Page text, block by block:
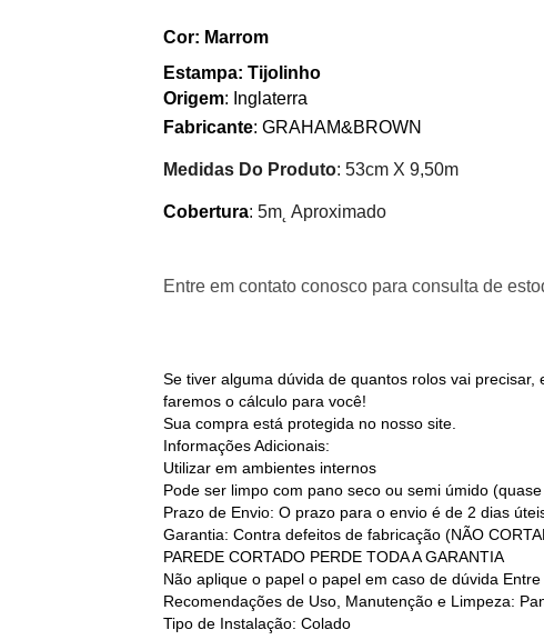
Cor: Marrom
Estampa: Tijolinho
Origem: Inglaterra
Fabricante: GRAHAM&BROWN
Medidas Do Produto: 53cm X 9,50m
Cobertura: 5m˛ Aproximado
Entre em contato conosco para consulta de
Se tiver alguma dúvida de quantos rolos vai
faremos o cálculo para você!
Sua compra está protegida no nosso site.
Informações Adicionais:
Utilizar em ambientes internos
Pode ser limpo com pano seco ou semi úmido
Prazo de Envio: O prazo para o envio é de 2 dias
Garantia: Contra defeitos de fabricação (NÃO
PAREDE CORTADO PERDE TODA A GARANTIA
Não aplique o papel o papel em caso de dúvida
Recomendações de Uso, Manutenção e Limpeza:
Tipo de Instalação: Colado